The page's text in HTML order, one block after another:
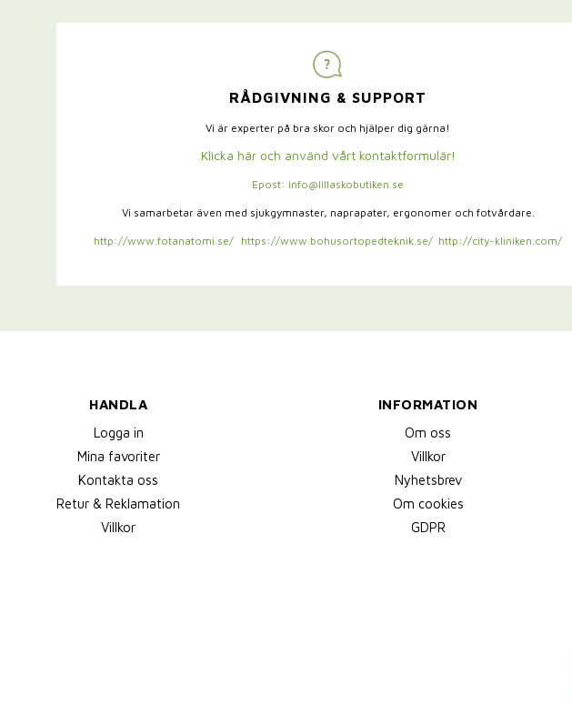
RÅDGIVNING & SUPPORT
Vi är experter på bra skor och hjälper dig gärna!
Klicka här och använd vårt kontaktformulär!
Epost: info@lillaskobutiken.se
Vi samarbetar även med sjukgymnaster, naprapater, ergonomer och fotvårdare.
http://www.fotanatomi.se/ https://www.bohusortopedteknik.se/ http://city-kliniken.com/
HANDLA
Logga in
Mina favoriter
Kontakta oss
Retur & Reklamation
Villkor
INFORMATION
Om oss
Villkor
Nyhetsbrev
Om cookies
GDPR